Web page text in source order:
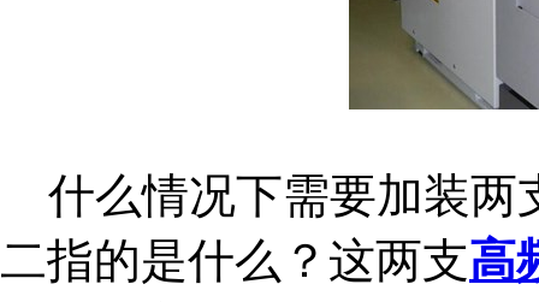
什么情况下需要加装两
二指的是什么？这两支高